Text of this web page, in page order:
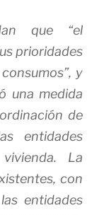
que “el
prioridades
y
una medida
de
entidades
La
con
entidades